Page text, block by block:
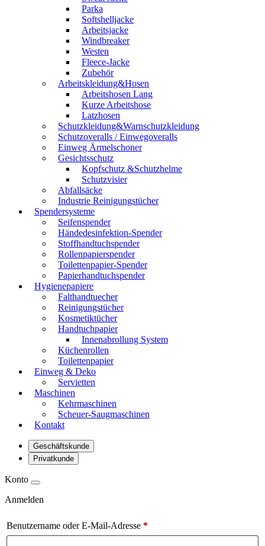
Parka
Softshelljacke
Arbeitsjacke
Windbreaker
Westen
Fleece-Jacke
Zubehör
Arbeitskleidung&Hosen
Arbeitshosen Lang
Kurze Arbeitshose
Latzhosen
Schutzkleidung&Warnschutzkleidung
Schutzoveralls / Einwegoveralls
Einweg Ärmelschoner
Gesichtsschutz
Kopfschutz &Schutzhelme
Schutzvisier
Abfallsäcke
Industrie Reinigungstücher
Spendersysteme
Seifenspender
Händedesinfektion-Spender
Stoffhandtuchspender
Rollenpapierspender
Toilettenpapier-Spender
Papierhandtuchspender
Hygienepapiere
Falthandtuecher
Reinigungstücher
Kosmetiktücher
Handtuchpapier
Innenabrollung System
Küchenrollen
Toilettenpapier
Einweg & Deko
Servietten
Maschinen
Kehrmaschinen
Scheuer-Saugmaschinen
Kontakt
Geschäftskunde
Privatkunde
Konto
Anmelden
Benutzername oder E-Mail-Adresse *